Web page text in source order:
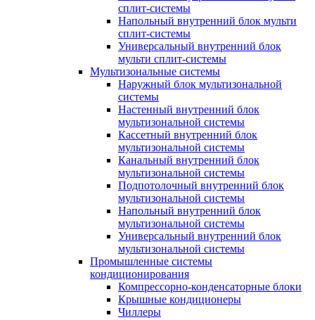
сплит-системы
Напольный внутренний блок мульти
сплит-системы
Универсальный внутренний блок
мульти сплит-системы
Мультизональные системы
Наружный блок мультизональной
системы
Настенный внутренний блок
мультизональной системы
Кассетный внутренний блок
мультизональной системы
Канальный внутренний блок
мультизональной системы
Подпотолочный внутренний блок
мультизональной системы
Напольный внутренний блок
мультизональной системы
Универсальный внутренний блок
мультизональной системы
Промышленные системы
кондиционирования
Компрессорно-конденсаторные блоки
Крышные кондиционеры
Чиллеры